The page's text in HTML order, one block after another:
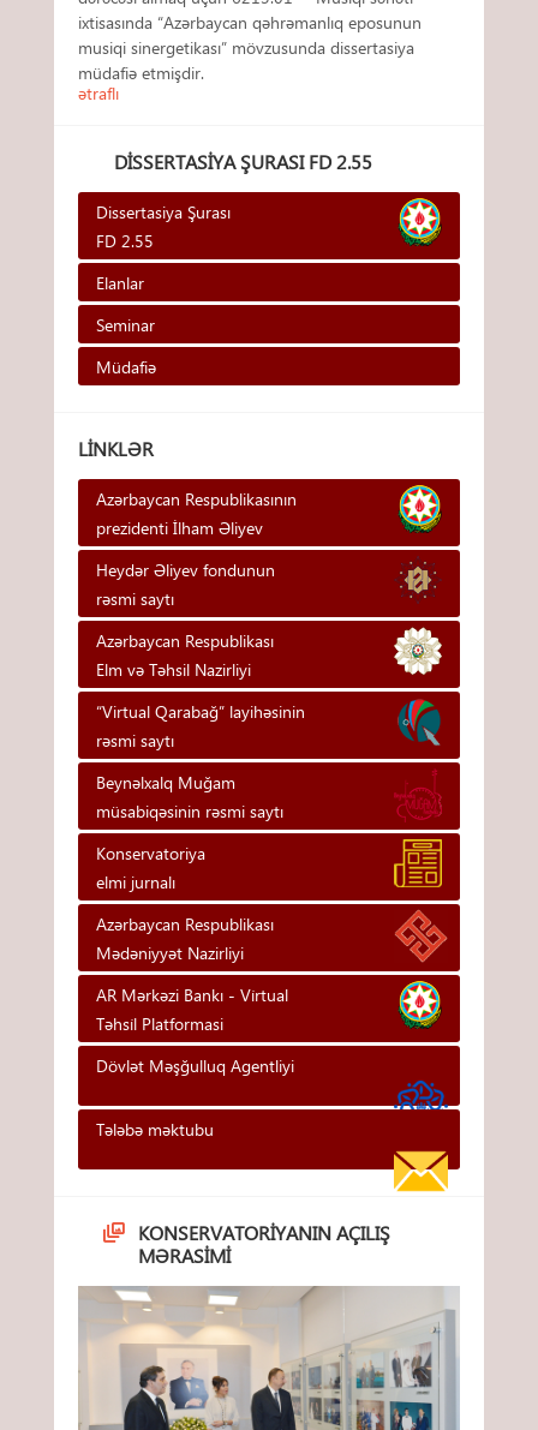
ixtisasında “Azərbaycan qəhrəmanlıq eposunun
musiqi sinergetikası” mövzusunda dissertasiya
müdafiə etmişdir.
ətraflı
DISSERTASIYA ŞURASI FD 2.55
Dissertasiya Şurası
FD 2.55
Elanlar
Seminar
Müdafiə
LINKLƏR
Azərbaycan Respublikasının
prezidenti İlham Əliyev
Heydər Əliyev fondunun
rəsmi saytı
Azərbaycan Respublikası
Elm və Təhsil Nazirliyi
“Virtual Qarabağ” layihəsinin
rəsmi saytı
Beynəlxalq Muğam
müsabiqəsinin rəsmi saytı
Konservatoriya
elmi jurnalı
Azərbaycan Respublikası
Mədəniyyət Nazirliyi
AR Mərkəzi Bankı - Vi̇rtual
Təhsi̇l Platformasi
Dövlət Məşğulluq Agentliyi
Tələbə məktubu
KONSERVATORIYANIN AÇILIŞ
MƏRASIMI